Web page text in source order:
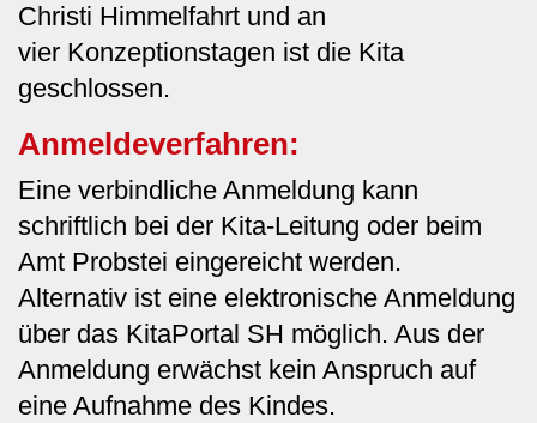
Christi Himmelfahrt und an
vier Konzeptionstagen ist die Kita
geschlossen.
Anmeldeverfahren:
Eine verbindliche Anmeldung kann
schriftlich bei der Kita-Leitung oder beim
Amt Probstei eingereicht werden.
Alternativ ist eine elektronische Anmeldung
über das KitaPortal SH möglich. Aus der
Anmeldung erwächst kein Anspruch auf
eine Aufnahme des Kindes.